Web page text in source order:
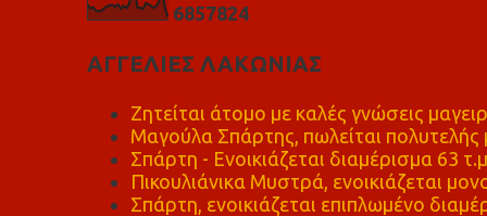
6857824
ΑΓΓΕΛΙΕΣ ΛΑΚΩΝΙΑΣ
Ζητείται άτομο με καλές γνώσεις
Μαγούλα Σπάρτης, πωλείται πολυτελής
Σπάρτη - Ενοικιάζεται διαμέρισμα 63 τ.μ
Πικουλιάνικα Μυστρά, ενοικιάζεται
Σπάρτη, ενοικιάζεται επιπλωμένο